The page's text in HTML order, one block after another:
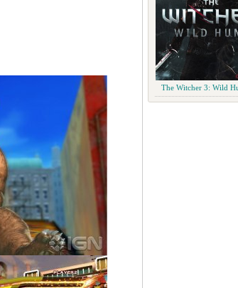
The Witcher 3: Wild